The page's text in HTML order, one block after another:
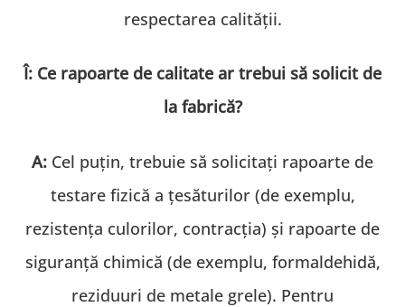
respectarea calității.
Î: Ce rapoarte de calitate ar trebui să solicit de
la fabrică?
A: Cel puțin, trebuie să solicitați rapoarte de
testare fizică a țesăturilor (de exemplu,
rezistența culorilor, contracția) și rapoarte de
siguranță chimică (de exemplu, formaldehidă,
reziduuri de metale grele). Pentru